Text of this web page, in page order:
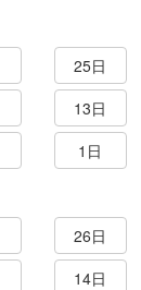
25日
13日
1日
26日
14日